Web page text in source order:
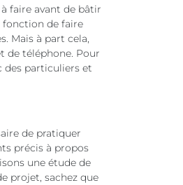
faire avant de bâtir
fonction de faire
Mais à part cela,
de téléphone. Pour
des particuliers et
de pratiquer
précis à propos
une étude de
projet, sachez que